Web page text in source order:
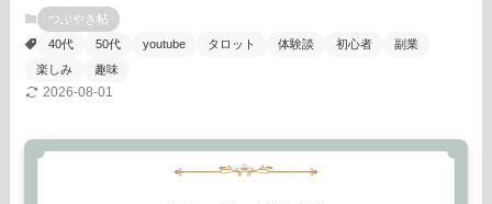
つぶやき帖
40代
50代 youtube タロット 体験談 初心者
副業
楽しみ
趣味
2026-08-01